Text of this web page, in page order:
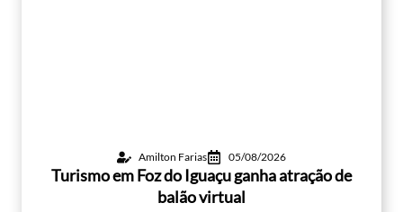
Amilton Farias 05/08/2026
Turismo em Foz do Iguaçu ganha atração de
balão virtual